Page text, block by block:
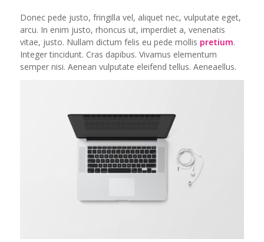
Donec pede justo, fringilla vel, aliquet nec, vulputate eget,
arcu. In enim justo, rhoncus ut, imperdiet a, venenatis
vitae, justo. Nullam dictum felis eu pede mollis pretium.
Integer tincidunt. Cras dapibus. Vivamus elementum
semper nisi. Aenean vulputate eleifend tellus. Aeneaellus.